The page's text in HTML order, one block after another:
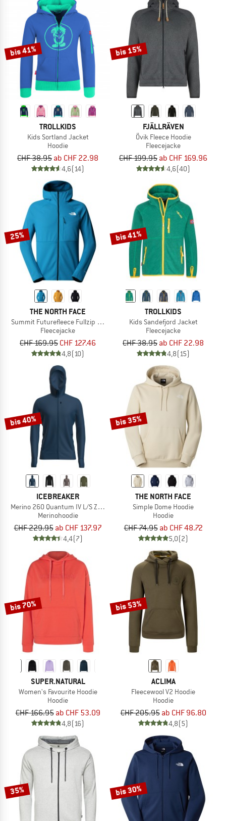
bis 41%
TROLLKIDS
Kids Sortland Jacket
Hoodie
CHF 38.95 ab CHF 22.98
4,6(14)
bis 15%
FJÄLLRÄVEN
Övik Fleece Hoodie
Fleecejacke
CHF 199.95 ab CHF 169.96
4,6(40)
25%
THE NORTH FACE
Summit Futurefleece Fullzip Hoodie
Fleecejacke
CHF 169.95 CHF 127.46
4,8(10)
bis 41%
TROLLKIDS
Kids Sandefjord Jacket
Fleecejacke
CHF 38.95 ab CHF 22.98
4,8(15)
bis 40%
ICEBREAKER
Merino 260 Quantum IV L/S Zip Hoodie
Merinohoodie
CHF 229.95 ab CHF 137.97
4,4(7)
bis 35%
THE NORTH FACE
Simple Dome Hoodie
Hoodie
CHF 74.95 ab CHF 48.72
5,0(2)
bis 70%
SUPER.NATURAL
Women's Favourite Hoodie
Hoodie
CHF 166.95 ab CHF 53.09
4,8(16)
bis 53%
ACLIMA
Fleecewool V2 Hoodie
Hoodie
CHF 205.95 ab CHF 96.80
4,8(5)
35% bis 30%